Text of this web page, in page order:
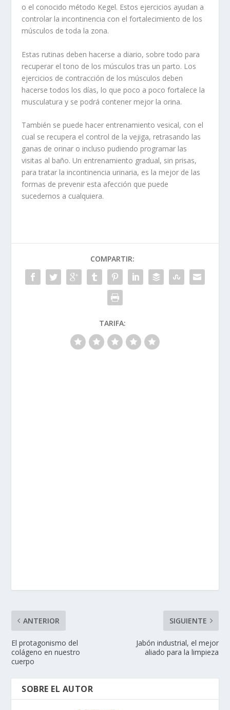
o el conocido método Kegel. Estos ejercicios ayudan a
controlar la incontinencia con el fortalecimiento de los
músculos de toda la zona.
Estas rutinas deben hacerse a diario, sobre todo para
recuperar el tono de los músculos tras un parto. Los
ejercicios de contracción de los músculos deben
hacerse todos los días, lo que poco a poco fortalece la
musculatura y se podrá contener mejor la orina.
También se puede hacer entrenamiento vesical, con el
cual se recupera el control de la vejiga, retrasando las
ganas de orinar o incluso pudiendo programar las
visitas al baño. Un entrenamiento gradual, sin prisas,
para tratar la incontinencia urinaria, es la mejor de las
formas de prevenir esta afección que puede
sucedernos a cualquiera.
COMPARTIR:
TARIFA:
ANTERIOR
El protagonismo del
colágeno en nuestro
cuerpo
SIGUIENTE
Jabón industrial, el mejor
aliado para la limpieza
SOBRE EL AUTOR